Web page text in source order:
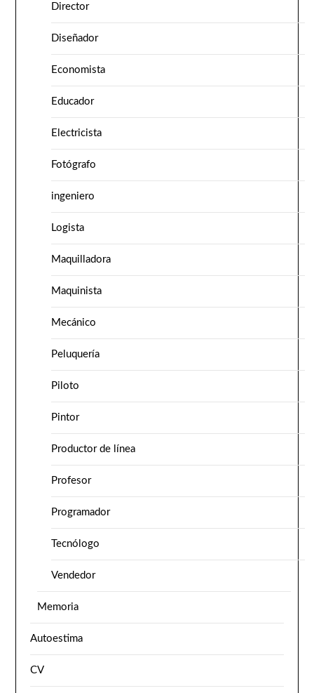
Director
Diseñador
Economista
Educador
Electricista
Fotógrafo
ingeniero
Logista
Maquilladora
Maquinista
Mecánico
Peluquería
Piloto
Pintor
Productor de línea
Profesor
Programador
Tecnólogo
Vendedor
Memoria
Autoestima
CV